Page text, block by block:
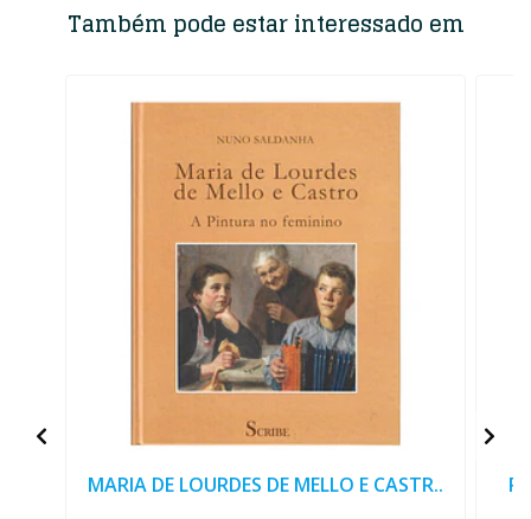
Também pode estar interessado em
MARIA DE LOURDES DE MELLO E CASTR..